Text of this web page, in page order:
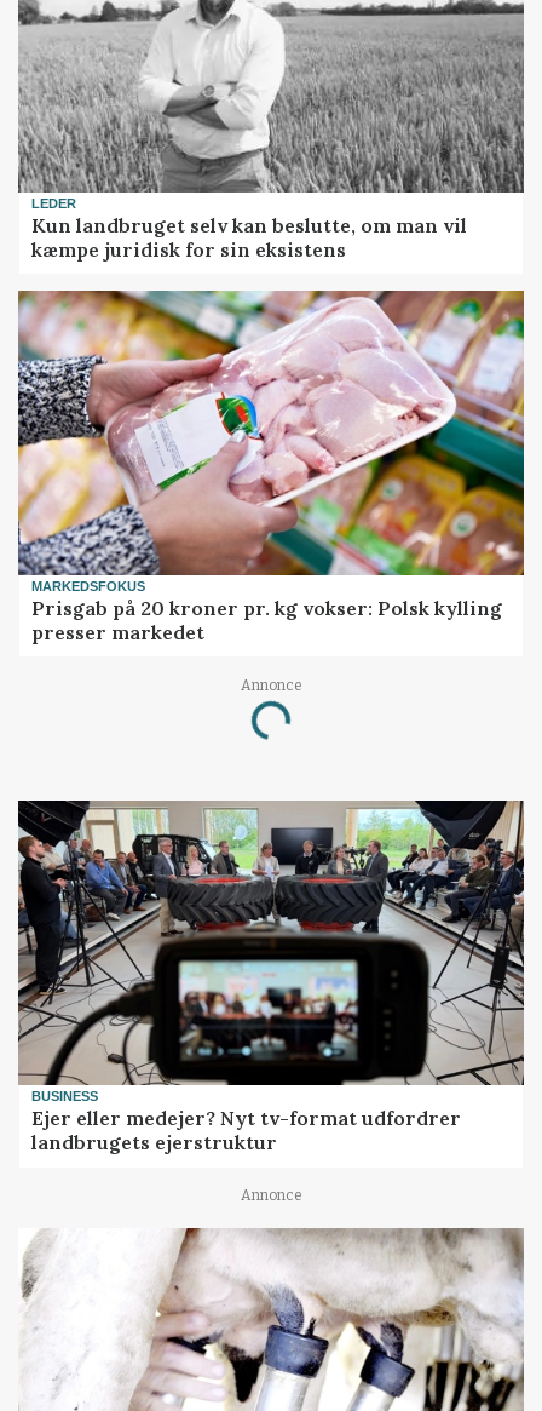
LEDER
Kun landbruget selv kan beslutte, om man vil
kæmpe juridisk for sin eksistens
MARKEDSFOKUS
Prisgab på 20 kroner pr. kg vokser: Polsk kylling
presser markedet
Annonce
Loading...
BUSINESS
Ejer eller medejer? Nyt tv-format udfordrer
landbrugets ejerstruktur
Annonce